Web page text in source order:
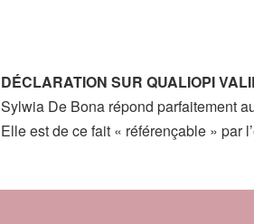
DÉCLARATION SUR QUALIOPI
Sylwia De Bona répond parfaitement
Elle est de ce fait « référençable » par